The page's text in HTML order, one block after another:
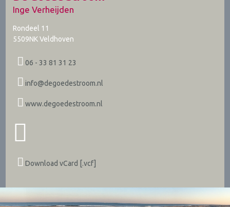
Inge Verheijden
Rondeel 11
5509NKVeldhoven
06 - 33 81 31 23
info@degoedestroom.nl
www.degoedestroom.nl
Download vCard [.vcf]